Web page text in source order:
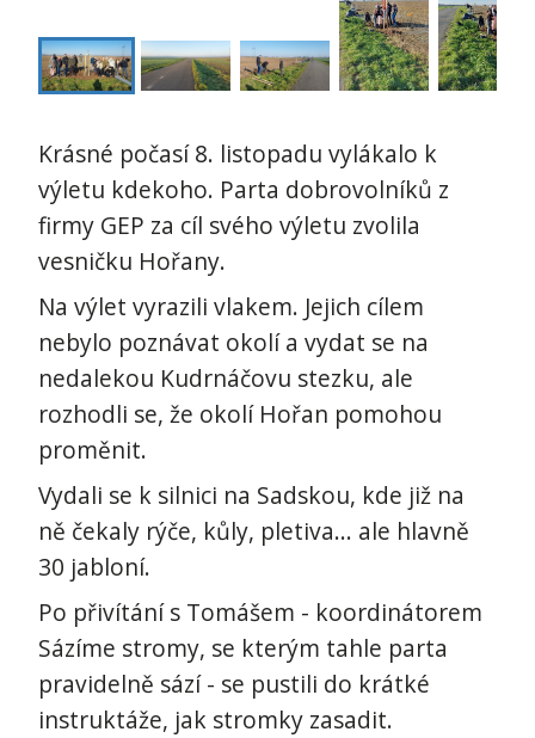
Krásné počasí 8. listopadu vylákalo k
výletu kdekoho. Parta dobrovolníků z
firmy GEP za cíl svého výletu zvolila
vesničku Hořany.
Na výlet vyrazili vlakem. Jejich cílem
nebylo poznávat okolí a vydat se na
nedalekou Kudrnáčovu stezku, ale
rozhodli se, že okolí Hořan pomohou
proměnit.
Vydali se k silnici na Sadskou, kde již na
ně čekaly rýče, kůly, pletiva... ale hlavně
30 jabloní.
Po přivítání s Tomášem - koordinátorem
Sázíme stromy, se kterým tahle parta
pravidelně sází - se pustili do krátké
instruktáže, jak stromky zasadit.